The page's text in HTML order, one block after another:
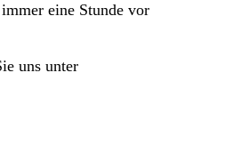
eine Stunde vor
uns unter